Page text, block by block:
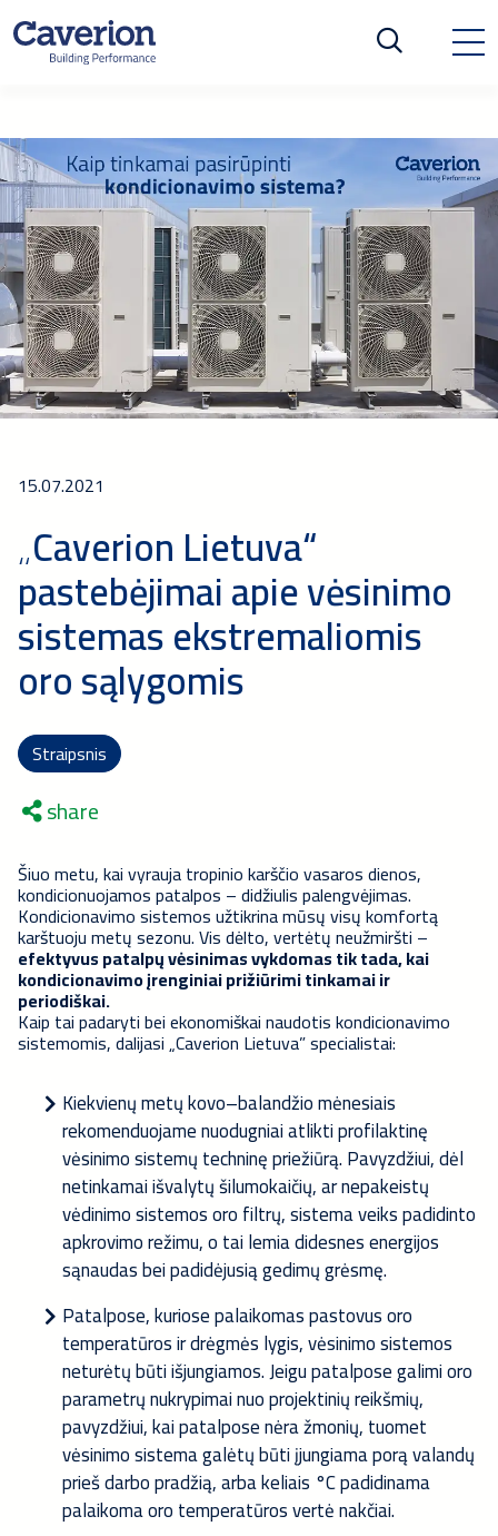
15.07.2021
„Caverion Lietuva“
pastebėjimai apie vėsinimo
sistemas ekstremaliomis
oro sąlygomis
Straipsnis
share
Šiuo metu, kai vyrauja tropinio karščio vasaros dienos,
kondicionuojamos patalpos – didžiulis palengvėjimas.
Kondicionavimo sistemos užtikrina mūsų visų komfortą
karštuoju metų sezonu. Vis dėlto, vertėtų neužmiršti –
efektyvus patalpų vėsinimas vykdomas tik tada, kai
kondicionavimo įrenginiai prižiūrimi tinkamai ir
periodiškai.
Kaip tai padaryti bei ekonomiškai naudotis kondicionavimo
sistemomis, dalijasi „Caverion Lietuva” specialistai:
Kiekvienų metų kovo–balandžio mėnesiais
rekomenduojame nuodugniai atlikti profilaktinę
vėsinimo sistemų techninę priežiūrą. Pavyzdžiui, dėl
netinkamai išvalytų šilumokaičių, ar nepakeistų
vėdinimo sistemos oro filtrų, sistema veiks padidinto
apkrovimo režimu, o tai lemia didesnes energijos
sąnaudas bei padidėjusią gedimų grėsmę.
Patalpose, kuriose palaikomas pastovus oro
temperatūros ir drėgmės lygis, vėsinimo sistemos
neturėtų būti išjungiamos. Jeigu patalpose galimi oro
parametrų nukrypimai nuo projektinių reikšmių,
pavyzdžiui, kai patalpose nėra žmonių, tuomet
vėsinimo sistema galėtų būti įjungiama porą valandų
prieš darbo pradžią, arba keliais °C padidinama
palaikoma oro temperatūros vertė nakčiai.